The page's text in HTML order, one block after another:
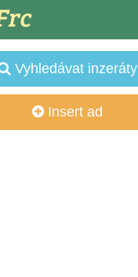
Vyhledávat inzeráty
Insert ad